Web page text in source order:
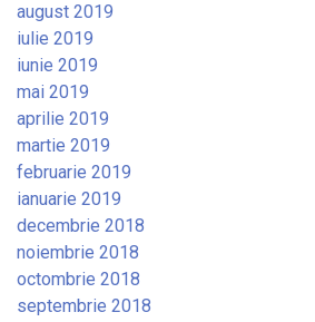
august 2019
iulie 2019
iunie 2019
mai 2019
aprilie 2019
martie 2019
februarie 2019
ianuarie 2019
decembrie 2018
noiembrie 2018
octombrie 2018
septembrie 2018